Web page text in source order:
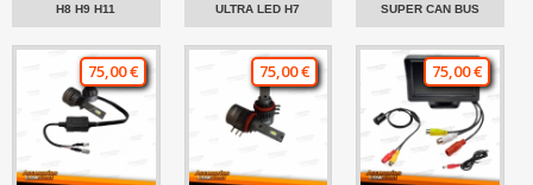
H8 H9 H11
ULTRA LED H7
SUPER CAN BUS
75,00 € 75,00 € 75,00 €